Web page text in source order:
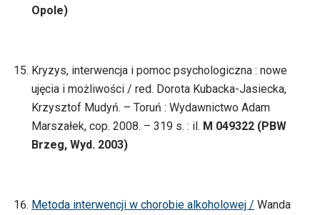
Opole)
Kryzys, interwencja i pomoc psychologiczna : nowe
ujęcia i możliwości / red. Dorota Kubacka-Jasiecka,
Krzysztof Mudyń. – Toruń : Wydawnictwo Adam
Marszałek, cop. 2008. – 319 s. : il. M 049322 (PBW
Brzeg, Wyd. 2003)
Metoda interwencji w chorobie alkoholowej / Wanda